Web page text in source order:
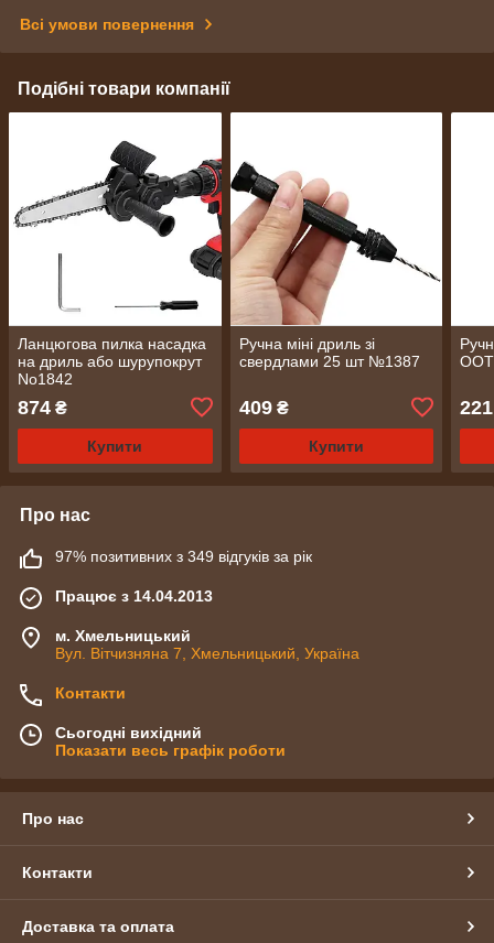
Всі умови повернення
Подібні товари компанії
Ланцюгова пилка насадка
на дриль або шурупокрут
No1842
874 ₴
Купити
Ручна міні дриль зі
свердлами 25 шт №1387
409₴
Купити
221
Про нас
97% позитивних з 349 відгуків за рік
Працює з 14.04.2013
м. Хмельницький
Вул. Вітчизняна 7, Хмельницький, Україна
Контакти
Сьогодні вихідний
Показати весь графік роботи
Про нас
Контакти
Доставка та оплата